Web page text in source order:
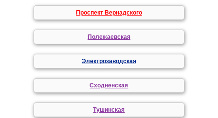
Проспект Вернадского
Полежаевская
Электрозаводская
Сходненская
Тушинская